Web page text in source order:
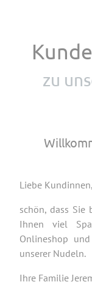
zu
Liebe
schön, dass Sie
Ihnen viel
Onlineshop
unserer Nudeln.
Ihre Familie